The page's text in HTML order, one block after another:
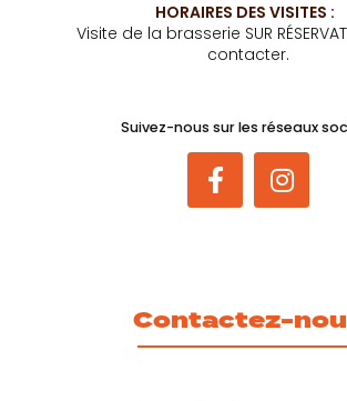
HORAIRES DES VISITES :
Visite de la brasserie SUR
contacter.
Suivez-nous sur les réseaux
Contactez-